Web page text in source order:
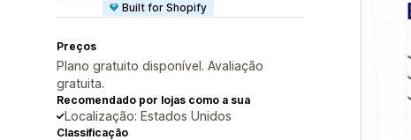
Built for Shopify
Preços
Plano gratuito disponível. Avaliação
gratuita.
Recomendado por lojas como a sua
Localização: Estados Unidos
Classificação